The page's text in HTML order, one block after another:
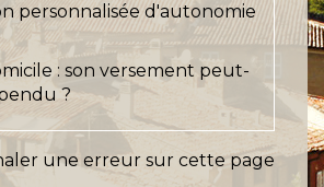
personnalisée d'autonomie
: son versement peut-
?
une erreur sur cette page